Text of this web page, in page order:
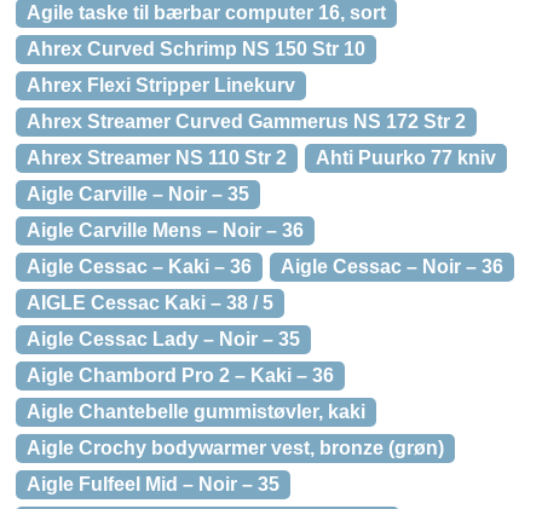
Agile taske til bærbar computer 16, sort
Ahrex Curved Schrimp NS 150 Str 10
Ahrex Flexi Stripper Linekurv
Ahrex Streamer Curved Gammerus NS 172 Str 2
Ahrex Streamer NS 110 Str 2
Ahti Puurko 77 kniv
Aigle Carville – Noir – 35
Aigle Carville Mens – Noir – 36
Aigle Cessac – Kaki – 36
Aigle Cessac – Noir – 36
AIGLE Cessac Kaki – 38 / 5
Aigle Cessac Lady – Noir – 35
Aigle Chambord Pro 2 – Kaki – 36
Aigle Chantebelle gummistøvler, kaki
Aigle Crochy bodywarmer vest, bronze (grøn)
Aigle Fulfeel Mid – Noir – 35